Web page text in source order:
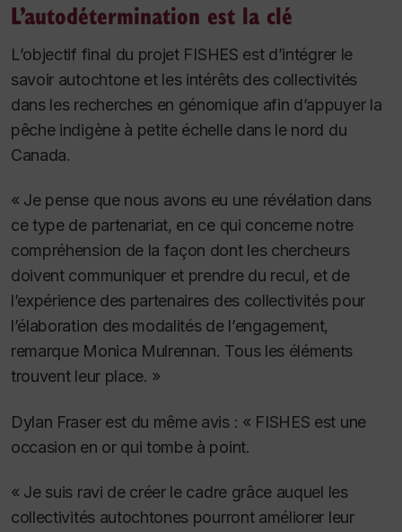
L’autodétermination est la clé
L’objectif final du projet FISHES est d’intégrer le
savoir autochtone et les intérêts des collectivités
dans les recherches en génomique afin d’appuyer la
pêche indigène à petite échelle dans le nord du
Canada.
« Je pense que nous avons eu une révélation dans
ce type de partenariat, en ce qui concerne notre
compréhension de la façon dont les chercheurs
doivent communiquer et prendre du recul, et de
l’expérience des partenaires des collectivités pour
l’élaboration des modalités de l’engagement,
remarque Monica Mulrennan. Tous les éléments
trouvent leur place. »
Dylan Fraser est du même avis : « FISHES est une
occasion en or qui tombe à point.
« Je suis ravi de créer le cadre grâce auquel les
collectivités autochtones pourront améliorer leur